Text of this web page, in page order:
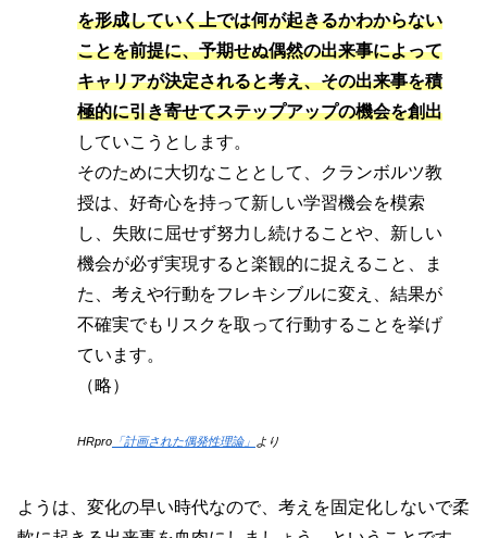
を形成していく上では何が起きるかわからない
ことを前提に、予期せぬ偶然の出来事によって
キャリアが決定されると考え、その出来事を積
極的に引き寄せてステップアップの機会を創出
していこうとします。
そのために大切なこととして、クランボルツ教
授は、好奇心を持って新しい学習機会を模索
し、失敗に屈せず努力し続けることや、新しい
機会が必ず実現すると楽観的に捉えること、ま
た、考えや行動をフレキシブルに変え、結果が
不確実でもリスクを取って行動することを挙げ
ています。
（略）
HRpro 「計画された偶発性理論」 より
ようは、変化の早い時代なので、考えを固定化しないで柔